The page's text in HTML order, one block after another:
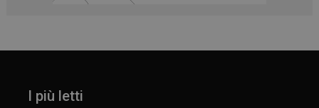
I più letti